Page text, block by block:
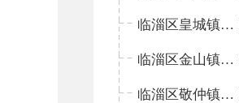
临淄区皇城镇中心学校
临淄区金山镇中心学校
临淄区敬仲镇中心学校